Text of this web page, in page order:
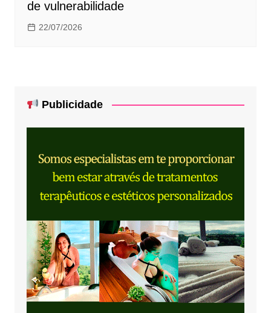
de vulnerabilidade
22/07/2026
Publicidade